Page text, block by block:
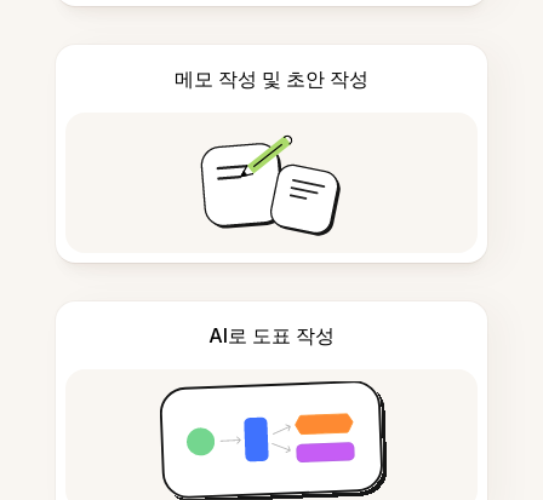
메모 작성 및 초안 작성
AI로 도표 작성